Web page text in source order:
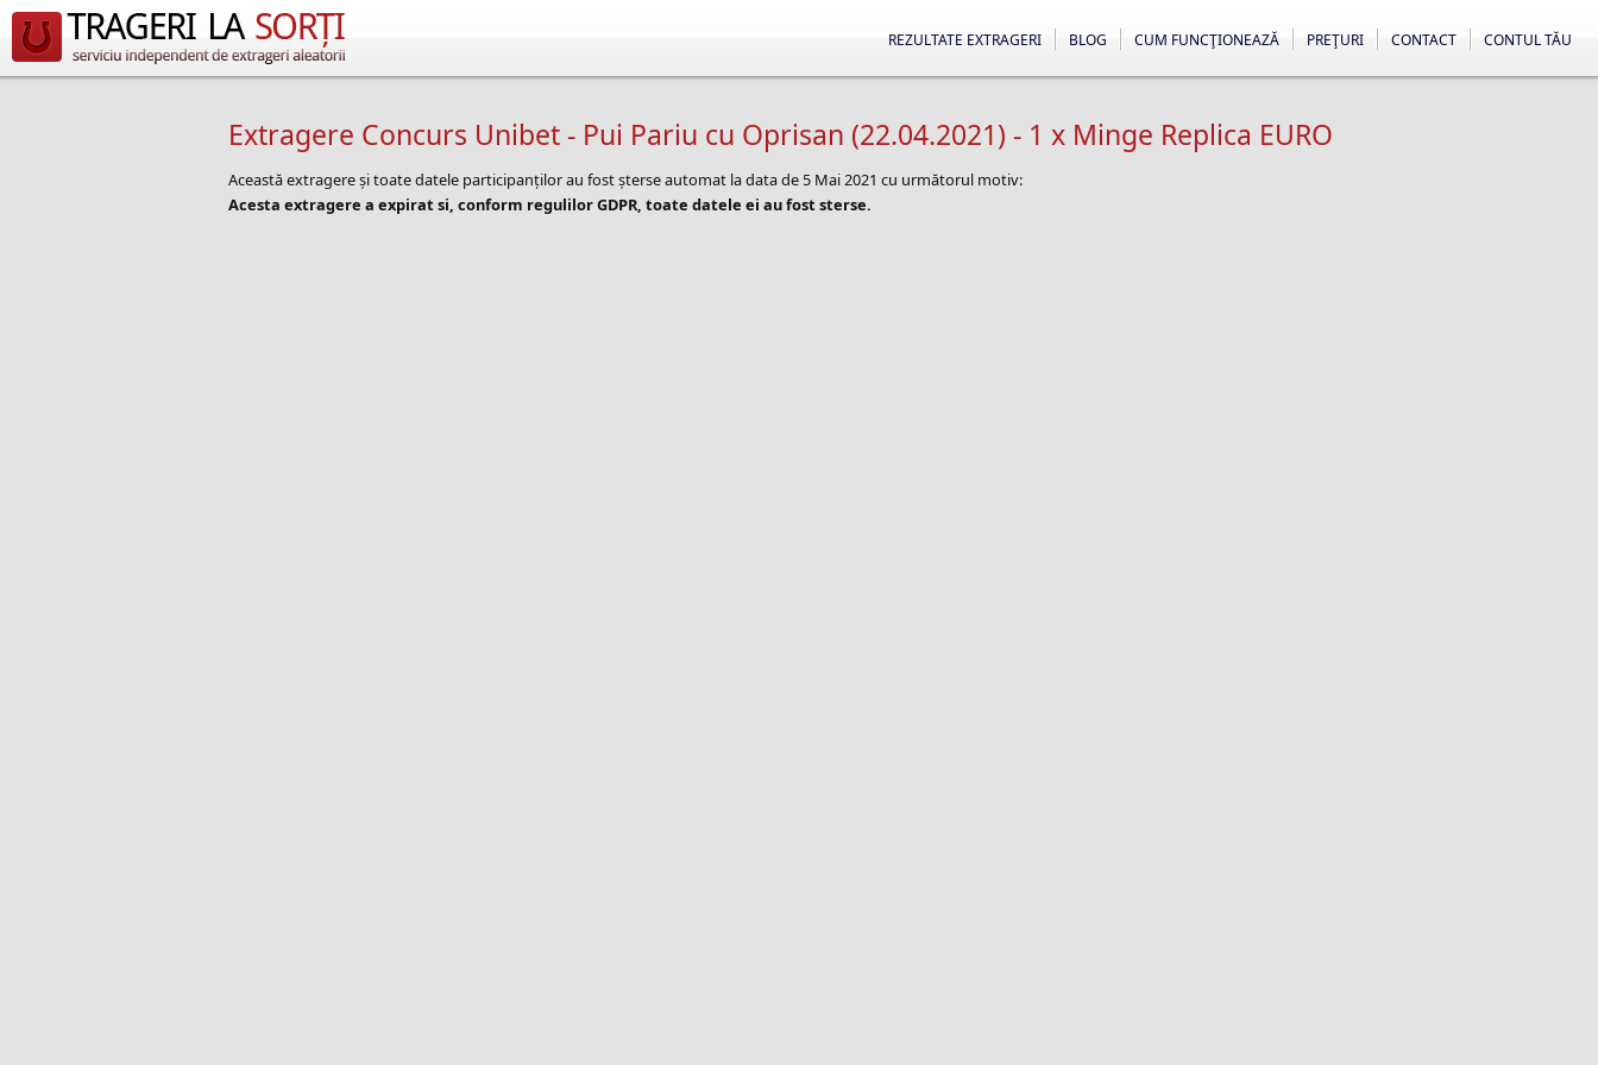
CONTUL TĂU
CONTACT
PREŢURI
CUM FUNCŢIONEAZĂ
BLOG
REZULTATE EXTRAGERI
Extragere Concurs Unibet - Pui Pariu cu Oprisan (22.04.2021) - 1 x Minge Replica EURO
Această extragere și toate datele participanților au fost șterse automat la data de 5 Mai 2021 cu următorul motiv:
Acesta extragere a expirat si, conform regulilor GDPR, toate datele ei au fost sterse.